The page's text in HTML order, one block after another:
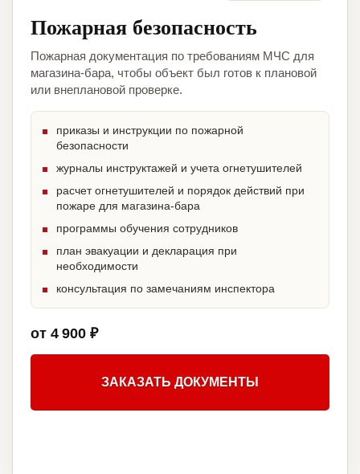
Пожарная безопасность
Пожарная документация по требованиям МЧС для
магазина-бара, чтобы объект был готов к плановой
или внеплановой проверке.
приказы и инструкции по пожарной
безопасности
журналы инструктажей и учета огнетушителей
расчет огнетушителей и порядок действий при
пожаре для магазина-бара
программы обучения сотрудников
план эвакуации и декларация при
необходимости
консультация по замечаниям инспектора
от 4 900 ₽
ЗАКАЗАТЬ ДОКУМЕНТЫ